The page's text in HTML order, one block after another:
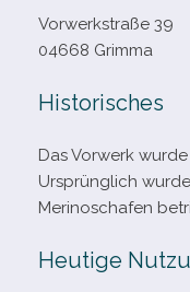
Vorwerkstraße 39
04668 Grimma
Historisches
Das Vorwerk
Ursprünglich
Merinoschafen
Heutige